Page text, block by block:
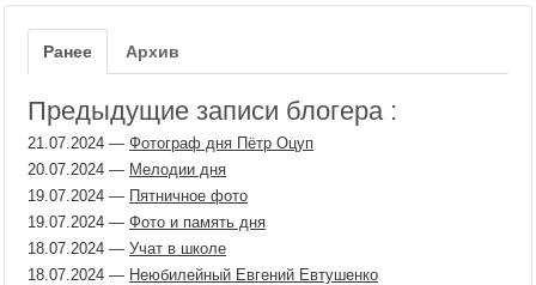
Ранее Архив
Предыдущие записи блогера :
21.07.2024 — Фотограф дня Пётр Оцуп
20.07.2024 — Мелодии дня
19.07.2024 — Пятничное фото
19.07.2024 — Фото и память дня
18.07.2024 — Учат в школе
18.07.2024 — Неюбилейный Евгений Евтушенко